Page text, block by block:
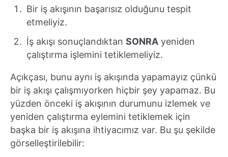
Bir iş akışının başarısız olduğunu tespit
etmeliyiz.
İş akışı sonuçlandıktan SONRA yeniden
çalıştırma işlemini tetiklemeliyiz.
Açıkçası, bunu aynı iş akışında yapamayız çünkü
bir iş akışı çalışmıyorken hiçbir şey yapamaz. Bu
yüzden önceki iş akışının durumunu izlemek ve
yeniden çalıştırma eylemini tetiklemek için
başka bir iş akışına ihtiyacımız var. Bu şu şekilde
görselleştirilebilir: